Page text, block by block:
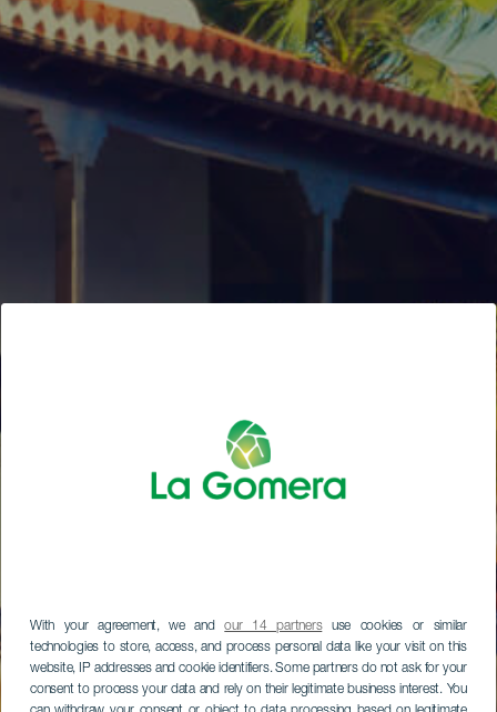
With your agreement, we andour 14 partnersuse cookies or similar
technologies to store, access, and process personal data like your visit on this
website, IP addresses and cookie identifiers. Some partners do not ask for your
consent to process your data and rely on their legitimate business interest. You